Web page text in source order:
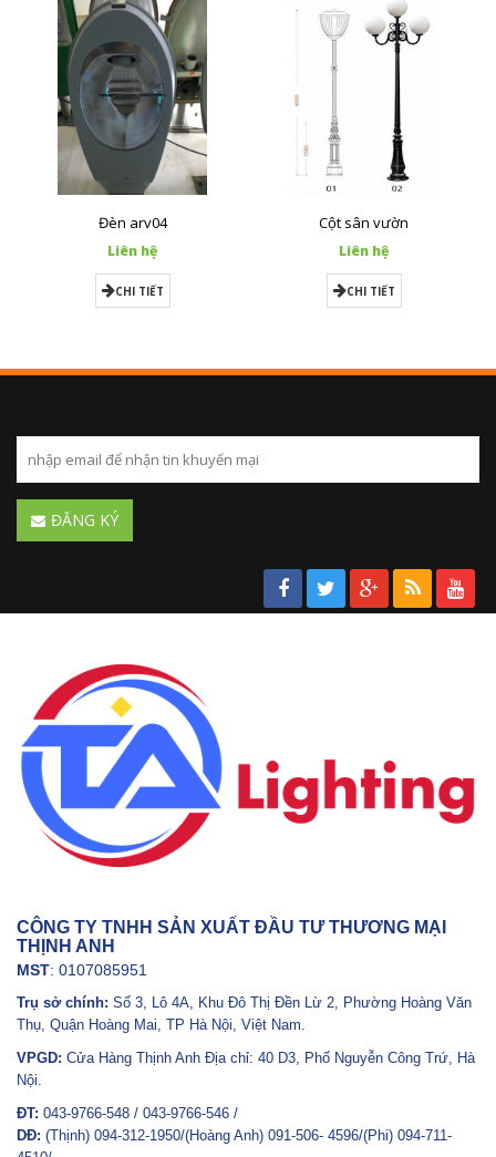
Đèn arv04
Liên hệ
CHI TIẾT
Cột sân vườn
Liên hệ
CHI TIẾT
ĐĂNG KÝ
CÔNG TY TNHH SẢN XUẤT ĐẦU TƯ THƯƠNG MẠI
THỊNH ANH
MST: 0107085951
Trụ sở chính: Số 3, Lô 4A, Khu Đô Thị Đền Lừ 2, Phường Hoàng Văn
Thụ, Quận Hoàng Mai, TP Hà Nội, Việt Nam.
VPGD: Cửa Hàng Thịnh Anh Địa chỉ: 40 D3, Phố Nguyễn Công Trứ, Hà
Nội.
ĐT: 043-9766-548 / 043-9766-546 /
DĐ: (Thịnh) 094-312-1950/(Hoàng Anh) 091-506- 4596/(Phi) 094-711-